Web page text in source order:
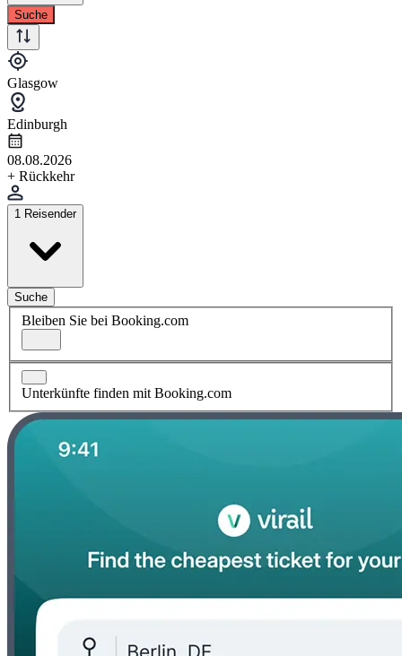
Suche
Glasgow
Edinburgh
08.08.2026
+ Rückkehr
1 Reisender
Suche
Bleiben Sie bei Booking.com
Unterkünfte finden mit Booking.com